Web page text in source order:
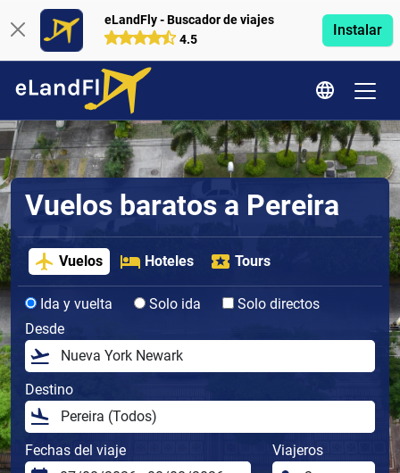
eLandFly - Buscador de viajes
4.5
Instalar
Vuelos baratos a Pereira
Vuelos Hoteles Tours
Ida y vuelta Solo ida
Solo directos
Desde
Destino
Fechas del viaje Viajeros